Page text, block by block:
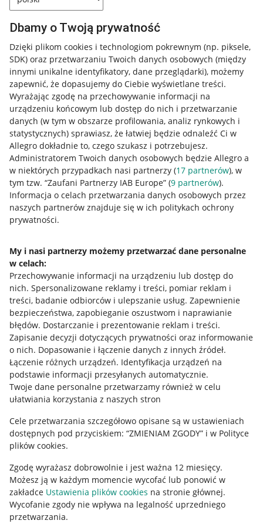
Dbamy o Twoją prywatność
Dzięki plikom cookies i technologiom pokrewnym (np. piksele,
SDK) oraz przetwarzaniu Twoich danych osobowych (między
innymi unikalne identyfikatory, dane przeglądarki), możemy
zapewnić, że dopasujemy do Ciebie wyświetlane treści.
Wyrażając zgodę na przechowywanie informacji na
urządzeniu końcowym lub dostęp do nich i przetwarzanie
danych (w tym w obszarze profilowania, analiz rynkowych i
statystycznych) sprawiasz, że łatwiej będzie odnaleźć Ci w
Allegro dokładnie to, czego szukasz i potrzebujesz.
Administratorem Twoich danych osobowych będzie Allegro a
w niektórych przypadkach nasi partnerzy (17 partnerów), w
tym tzw. “Zaufani Partnerzy IAB Europe” (9 partnerów).
Informacja o celach przetwarzania danych osobowych przez
naszych partnerów znajduje się w ich politykach ochrony
prywatności.
My i nasi partnerzy możemy przetwarzać dane personalne
w celach:
Przechowywanie informacji na urządzeniu lub dostęp do
nich. Spersonalizowane reklamy i treści, pomiar reklam i
treści, badanie odbiorców i ulepszanie usług. Zapewnienie
bezpieczeństwa, zapobieganie oszustwom i naprawianie
błędów. Dostarczanie i prezentowanie reklam i treści.
Zapisanie decyzji dotyczących prywatności oraz informowanie
o nich. Dopasowanie i łączenie danych z innych źródeł.
Łączenie różnych urządzeń. Identyfikacja urządzeń na
podstawie informacji przesyłanych automatycznie.
Twoje dane personalne przetwarzamy również w celu
ułatwiania korzystania z naszych stron
Cele przetwarzania szczegółowo opisane są w ustawieniach
dostępnych pod przyciskiem: “ZMIENIAM ZGODY” i w Polityce
plików cookies.
Zgodę wyrażasz dobrowolnie i jest ważna 12 miesięcy.
Możesz ją w każdym momencie wycofać lub ponowić w
zakładce Ustawienia plików cookies na stronie głównej.
Wycofanie zgody nie wpływa na legalność uprzedniego
przetwarzania.
Przydatne informacje
Jak to działa
Allegro Gadane dla sprzedających
Allegro Gadane dla kupujących
Mapa miejscowości
Informacje prawne
Regulamin
Polityka plików "cookies"
Ustawienia plików "cookies"
Udostępnianie lokalizacji
Informacje dla Aktu o Usługach Cyfrowych
Pobierz aplikację